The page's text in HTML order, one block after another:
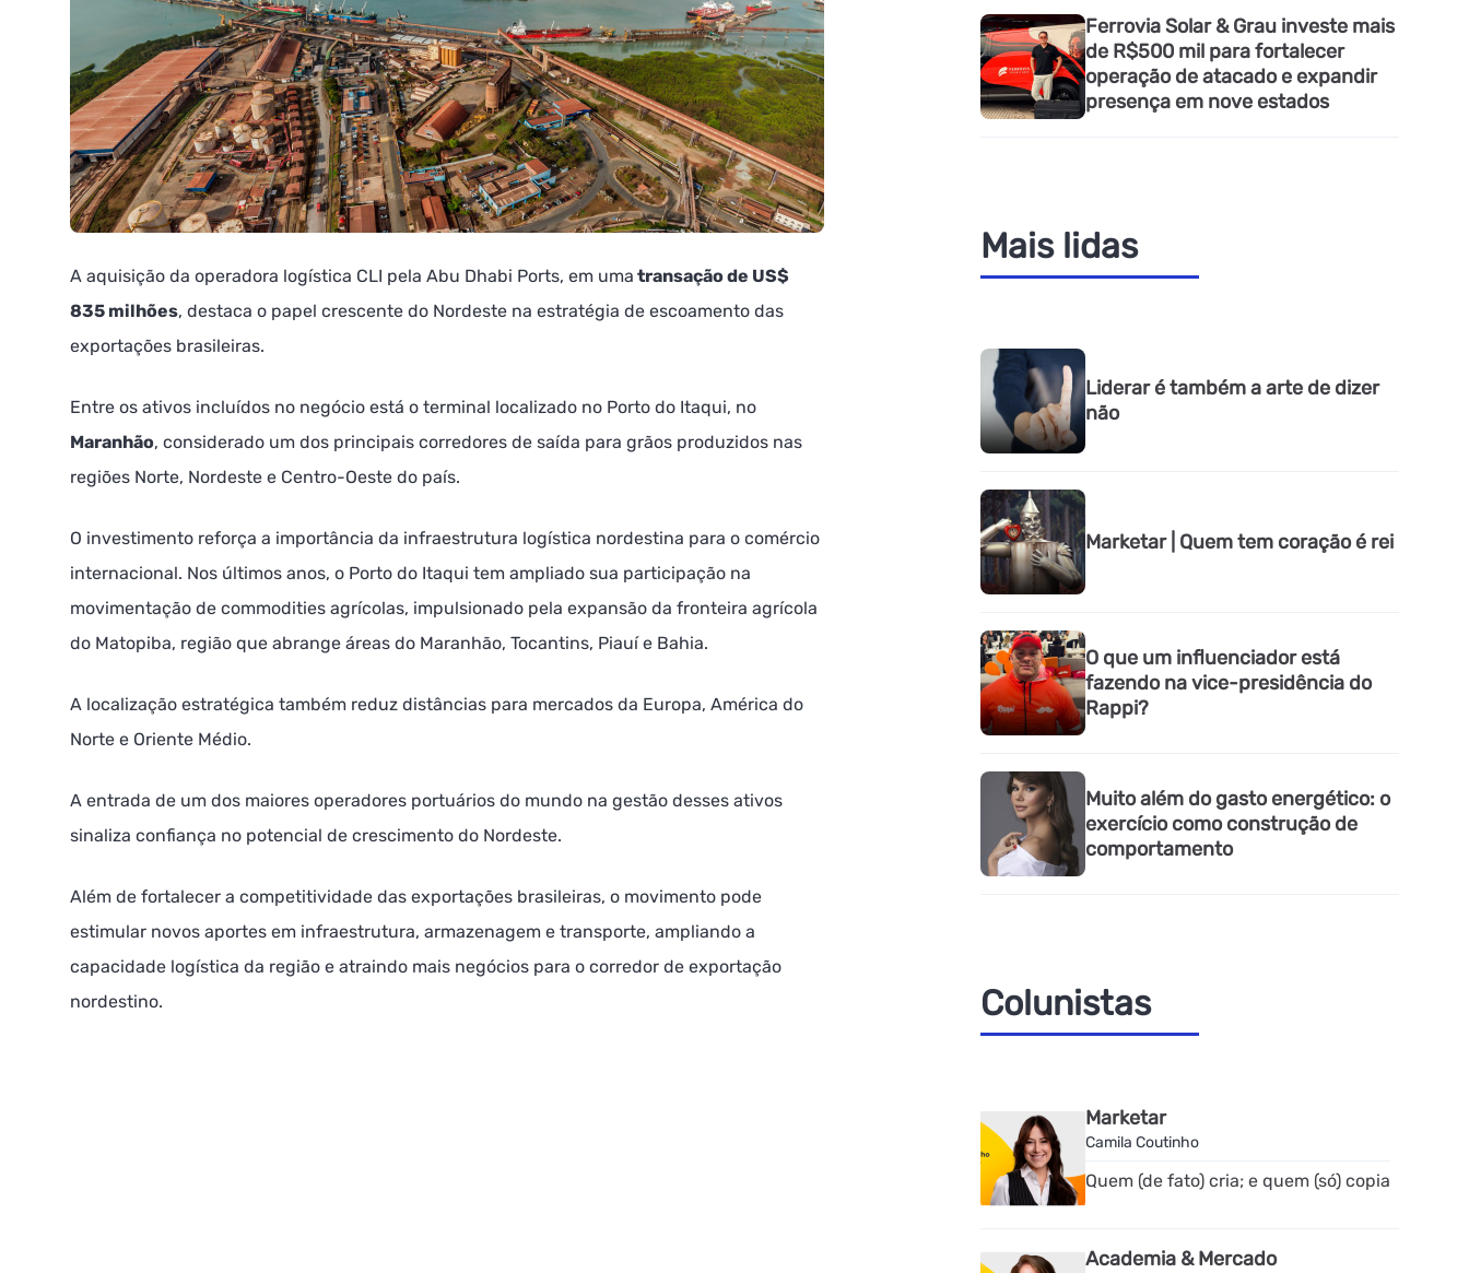
A aquisição da operadora logística CLI pela Abu Dhabi Ports, em uma transação de US$
835 milhões, destaca o papel crescente do Nordeste na estratégia de escoamento das
exportações brasileiras.
Entre os ativos incluídos no negócio está o terminal localizado no Porto do Itaqui, no
Maranhão, considerado um dos principais corredores de saída para grãos produzidos nas
regiões Norte, Nordeste e Centro-Oeste do país.
O investimento reforça a importância da infraestrutura logística nordestina para o comércio
internacional. Nos últimos anos, o Porto do Itaqui tem ampliado sua participação na
movimentação de commodities agrícolas, impulsionado pela expansão da fronteira agrícola
do Matopiba, região que abrange áreas do Maranhão, Tocantins, Piauí e Bahia.
A localização estratégica também reduz distâncias para mercados da Europa, América do
Norte e Oriente Médio.
A entrada de um dos maiores operadores portuários do mundo na gestão desses ativos
sinaliza confiança no potencial de crescimento do Nordeste.
Além de fortalecer a competitividade das exportações brasileiras, o movimento pode
estimular novos aportes em infraestrutura, armazenagem e transporte, ampliando a
capacidade logística da região e atraindo mais negócios para o corredor de exportação
nordestino.
Ferrovia Solar & Grau investe mais
de R$500 mil para fortalecer
operação de atacado e expandir
presença em nove estados
Mais lidas
Liderar é também a arte de dizer
não
Marketar | Quem tem coração é rei
O que um influenciador está
fazendo na vice-presidência do
Rappi?
Muito além do gasto energético: o
exercício como construção de
comportamento
Colunistas
Marketar
Camila Coutinho
Quem (de fato) cria; e quem (só) copia
Academia & Mercado